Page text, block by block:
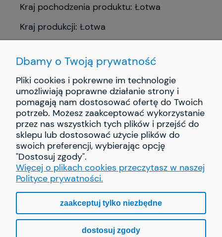
Kraj pochodzenia produktu: Łotwa
Kraj produkcji: Łotwa
INFORMACJE
PŁATNOŚCI I DOSTAWA
O NAS
Dbamy o Twoją prywatność
Pliki cookies i pokrewne im technologie
umożliwiają poprawne działanie strony i
pomagają nam dostosować ofertę do Twoich
potrzeb. Możesz zaakceptować wykorzystanie
przez nas wszystkich tych plików i przejść do
sklepu lub dostosować użycie plików do
swoich preferencji, wybierając opcję
"Dostosuj zgody".
Więcej o plikach cookies przeczytasz w naszej
Polityce prywatności.
zaakceptuj tylko niezbędne
dostosuj zgody